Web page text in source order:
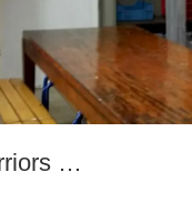
…